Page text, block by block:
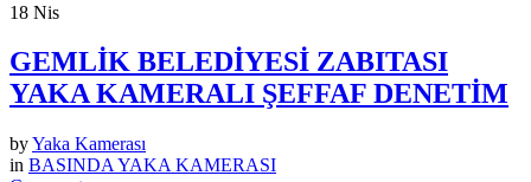
18 Nis
GEMLİK BELEDİYESİ ZABITASI
YAKA KAMERALI ŞEFFAF DENETİM
byYaka Kamerası
in BASINDA YAKA KAMERASI